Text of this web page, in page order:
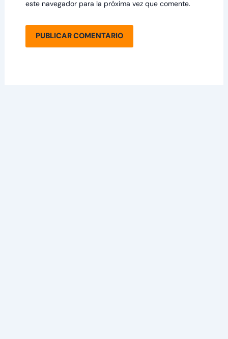
este navegador para la próxima vez que comente.